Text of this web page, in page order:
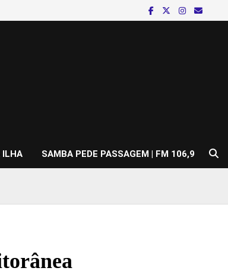
ILHA SAMBA PEDE PASSAGEM | FM 106,9